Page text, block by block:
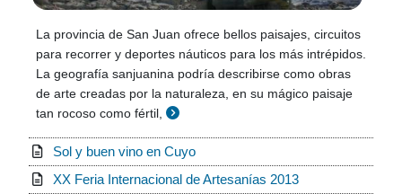
La provincia de San Juan ofrece bellos paisajes, circuitos
para recorrer y deportes náuticos para los más intrépidos.
La geografía sanjuanina podría describirse como obras
de arte creadas por la naturaleza, en su mágico paisaje
tan rocoso como fértil,
Sol y buen vino en Cuyo
XX Feria Internacional de Artesanías 2013